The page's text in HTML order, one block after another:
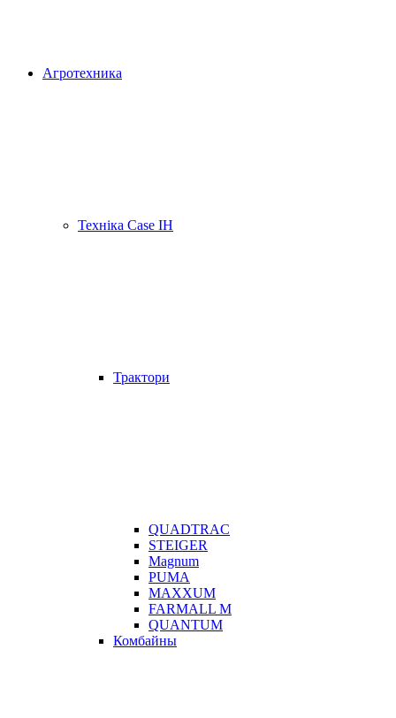
Агротехника
Техніка Case IH
Трактори
QUADTRAC
STEIGER
Magnum
PUMA
MAXXUM
FARMALL M
QUANTUM
Комбайны